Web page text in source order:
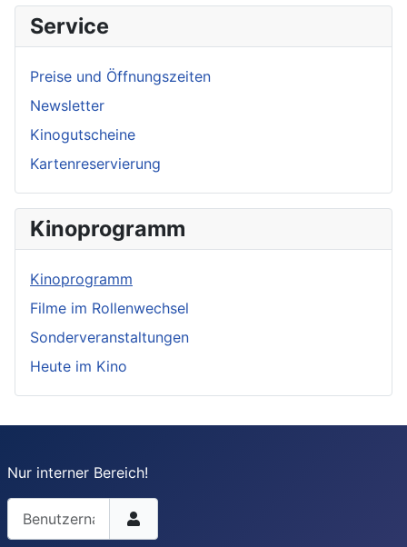
Service
Preise und Öffnungszeiten
Newsletter
Kinogutscheine
Kartenreservierung
Kinoprogramm
Kinoprogramm
Filme im Rollenwechsel
Sonderveranstaltungen
Heute im Kino
Nur interner Bereich!